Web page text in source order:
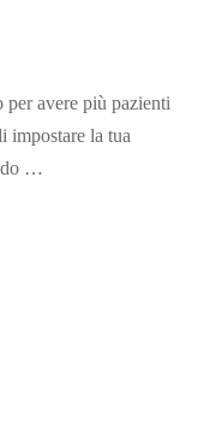
per avere più pazienti
impostare la tua
…